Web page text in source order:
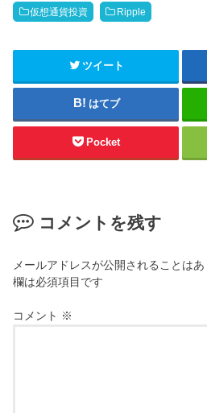
仮想通貨投資 Ripple
ツイート
はてブ
Pocket
コメントを残す
メールアドレスが公開されることはあ
欄は必須項目です
コメント ※